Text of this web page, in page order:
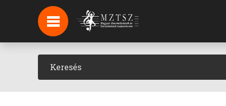
HÍREK
HÍRLEVÉL FELIRATKOZÁS
PODCAST